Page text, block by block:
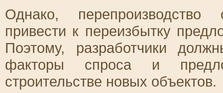
Однако,
привести к переизбытку
Поэтому, разработчики
факторы спроса и
строительстве новых объектов.